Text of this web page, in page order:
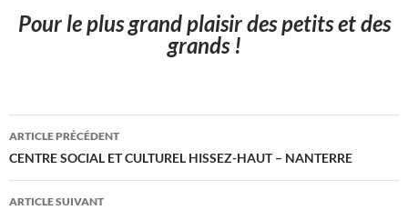
Pour le plus grand plaisir des petits et des
grands !
Navigation
des
articles
ARTICLE PRÉCÉDENT
CENTRE SOCIAL ET CULTUREL HISSEZ-HAUT – NANTERRE
ARTICLE SUIVANT